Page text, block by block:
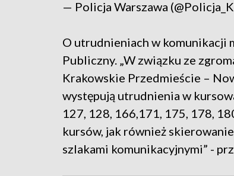
— Policja Warszawa
O utrudnieniach w komunikacji
Publiczny. „W związku ze
Krakowskie Przedmieście –
występują utrudnienia w
127, 128, 166,171, 175, 178,
kursów, jak również
szlakami komunikacyjnymi” -